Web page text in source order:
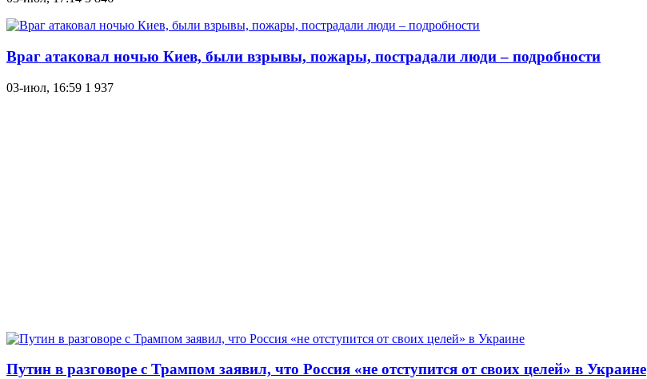
Враг атаковал ночью Киев, были взрывы, пожары, пострадали люди – подробности
03-июл, 16:59 1 937
Путин в разговоре с Трампом заявил, что Россия «не отступится от своих целей» в Украине